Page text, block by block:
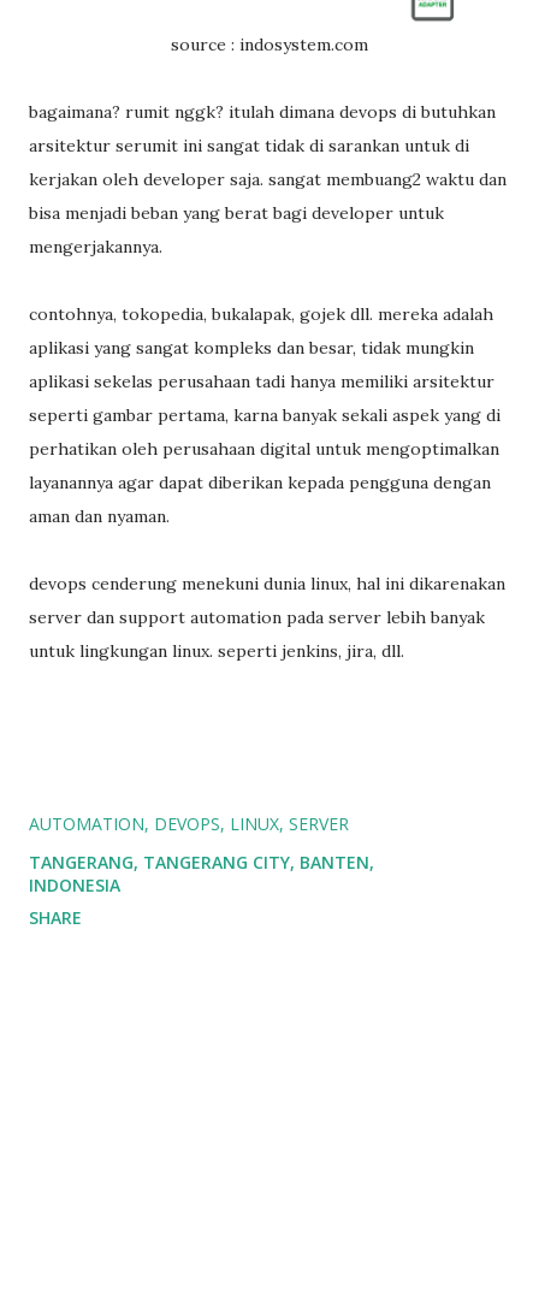
source : indosystem.com
bagaimana? rumit nggk? itulah dimana devops di butuhkan
arsitektur serumit ini sangat tidak di sarankan untuk di
kerjakan oleh developer saja. sangat membuang2 waktu dan
bisa menjadi beban yang berat bagi developer untuk
mengerjakannya.
contohnya, tokopedia, bukalapak, gojek dll. mereka adalah
aplikasi yang sangat kompleks dan besar, tidak mungkin
aplikasi sekelas perusahaan tadi hanya memiliki arsitektur
seperti gambar pertama, karna banyak sekali aspek yang di
perhatikan oleh perusahaan digital untuk mengoptimalkan
layanannya agar dapat diberikan kepada pengguna dengan
aman dan nyaman.
devops cenderung menekuni dunia linux, hal ini dikarenakan
server dan support automation pada server lebih banyak
untuk lingkungan linux. seperti jenkins, jira, dll.
AUTOMATION DEVOPS LINUX SERVER
TANGERANG, TANGERANG CITY, BANTEN,
INDONESIA
SHARE